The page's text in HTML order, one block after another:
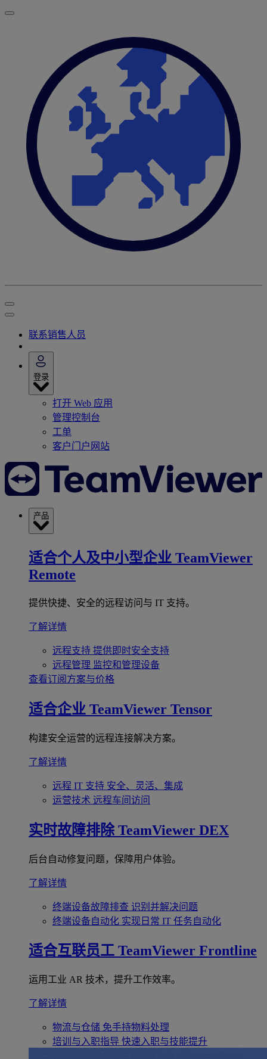
联系销售人员
登录
打开 Web 应用
管理控制台
工单
客户门户网站
产品
适合个人及中小型企业 TeamViewer
Remote
提供快捷、安全的远程访问与 IT 支持。
了解详情
远程支持 提供即时安全支持
远程管理 监控和管理设备
查看订阅方案与价格
适合企业 TeamViewer Tensor
构建安全运营的远程连接解决方案。
了解详情
远程 IT 支持 安全、灵活、集成
运营技术 远程车间访问
实时故障排除 TeamViewer DEX
后台自动修复问题，保障用户体验。
了解详情
终端设备故障排查 识别并解决问题
终端设备自动化 实现日常 IT 任务自动化
适合互联员工 TeamViewer Frontline
运用工业 AR 技术，提升工作效率。
了解详情
物流与仓储 免手持物料处理
培训与入职指导 快速入职与技能提升